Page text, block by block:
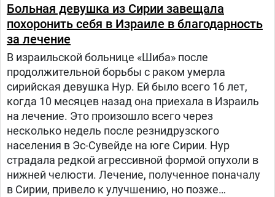
Больная девушка из Сирии завещала
похоронить себя в Израиле в благодарность
за лечение
В израильской больнице «Шиба» после
продолжительной борьбы с раком умерла
сирийская девушка Нур. Ей было всего 16 лет,
когда 10 месяцев назад она приехала в Израиль
на лечение. Это произошло всего через
несколько недель после резнидрузского
населения в Эс-Сувейде на юге Сирии. Нур
страдала редкой агрессивной формой опухоли в
нижней челюсти. Лечение, полученное поначалу
в Сирии, привело к улучшению, но позже